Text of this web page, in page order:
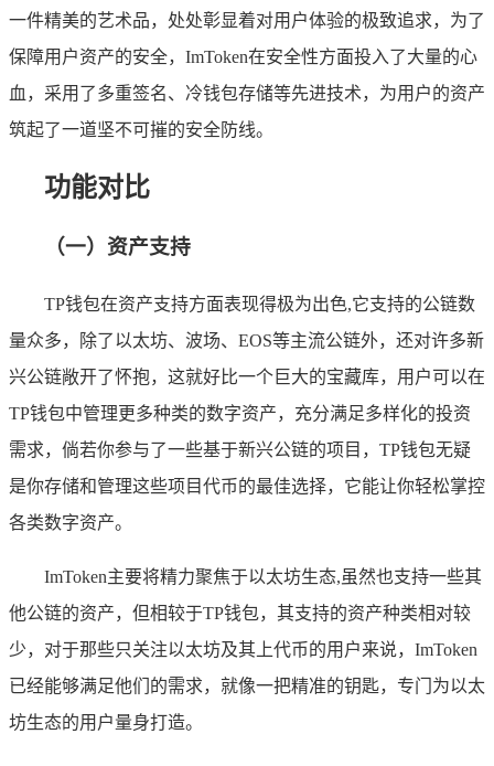
一件精美的艺术品，处处彰显着对用户体验的极致追求，为了
保障用户资产的安全，ImToken在安全性方面投入了大量的心
血，采用了多重签名、冷钱包存储等先进技术，为用户的资产
筑起了一道坚不可摧的安全防线。
功能对比
（一）资产支持
TP钱包在资产支持方面表现得极为出色,它支持的公链数
量众多，除了以太坊、波场、EOS等主流公链外，还对许多新
兴公链敞开了怀抱，这就好比一个巨大的宝藏库，用户可以在
TP钱包中管理更多种类的数字资产，充分满足多样化的投资
需求，倘若你参与了一些基于新兴公链的项目，TP钱包无疑
是你存储和管理这些项目代币的最佳选择，它能让你轻松掌控
各类数字资产。
ImToken主要将精力聚焦于以太坊生态,虽然也支持一些其
他公链的资产，但相较于TP钱包，其支持的资产种类相对较
少，对于那些只关注以太坊及其上代币的用户来说，ImToken
已经能够满足他们的需求，就像一把精准的钥匙，专门为以太
坊生态的用户量身打造。